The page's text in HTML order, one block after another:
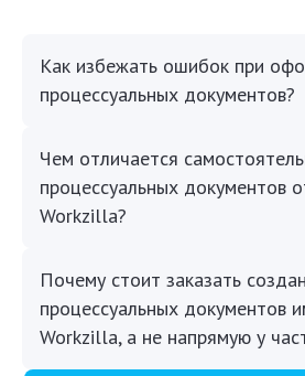
Как избежать ошибок при
процессуальных документов?
Чем отличается
процессуальных документов
Workzilla?
Почему стоит заказать
процессуальных документов
Workzilla, а не напрямую у